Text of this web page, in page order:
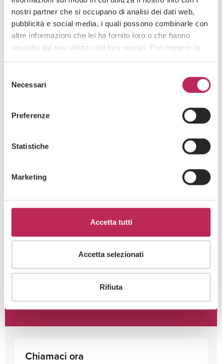
nostri partner che si occupano di analisi dei dati web,
pubblicità e social media, i quali possono combinarle con
altre informazioni che lei ha fornito loro o che hanno
raccolto dal suo utilizzo dei loro servizi. Può leggere la
Attenzione: chiudendo questo banner, cliccando in
un’area sottostante o accedendo ad un’altra pagina del
delNecessari
Preferenze
Statistiche
Marketing
Accetta tutti
Accetta selezionati
Rifiuta
Iscriviti alla newsletter
Newsletter
Cliccando su "iscriviti" dichiari di aver preso visione
Consulta i nostri professionisti
Chiamaci ora